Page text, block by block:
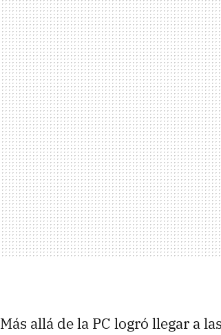
Más allá de la PC logró llegar a